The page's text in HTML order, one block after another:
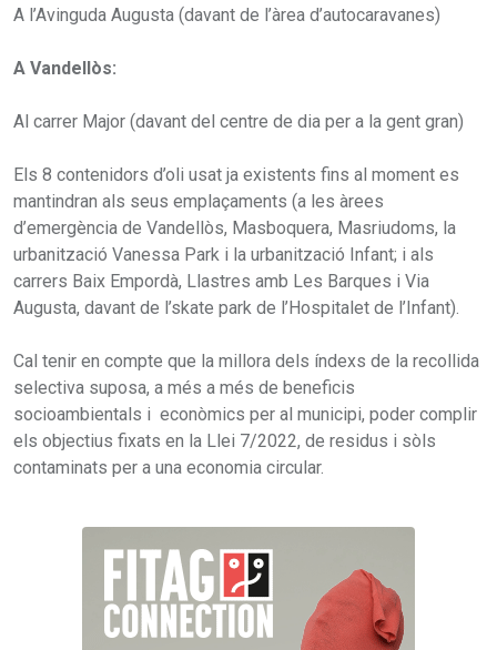
A l’Avinguda Augusta (davant de l’àrea d’autocaravanes)
A Vandellòs:
Al carrer Major (davant del centre de dia per a la gent gran)
Els 8 contenidors d’oli usat ja existents fins al moment es
mantindran als seus emplaçaments (a les àrees
d’emergència de Vandellòs, Masboquera, Masriudoms, la
urbanització Vanessa Park i la urbanització Infant; i als
carrers Baix Empordà, Llastres amb Les Barques i Via
Augusta, davant de l’skate park de l’Hospitalet de l’Infant).
Cal tenir en compte que la millora dels índexs de la recollida
selectiva suposa, a més a més de beneficis
socioambientals i econòmics per al municipi, poder complir
els objectius fixats en la Llei 7/2022, de residus i sòls
contaminats per a una economia circular.